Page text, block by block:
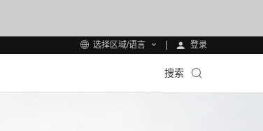
选择区域/语言 登录
搜索